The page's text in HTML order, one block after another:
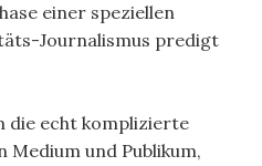
einer speziellen
Journalismus predigt
die echt komplizierte
Medium und Publikum,